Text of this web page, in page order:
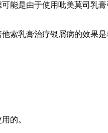
能是由于使用吡美莫司乳
索乳膏治疗银屑病的效果
的。